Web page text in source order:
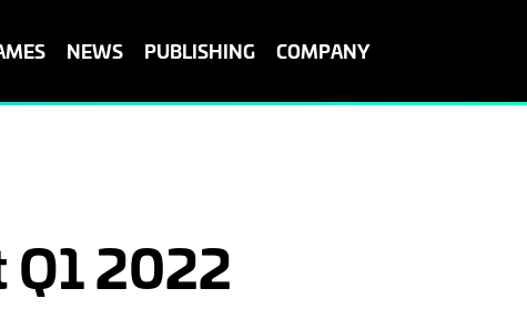
NEWS PUBLISHING COMPANY
2022